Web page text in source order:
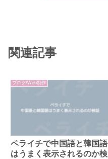
関連記事
ブログ/Web制作
ペライチで中国語と韓国語
はうまく表示されるのか検